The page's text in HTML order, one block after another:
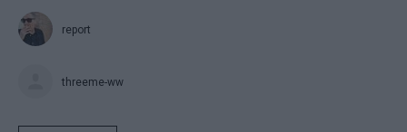
report
threeme-ww